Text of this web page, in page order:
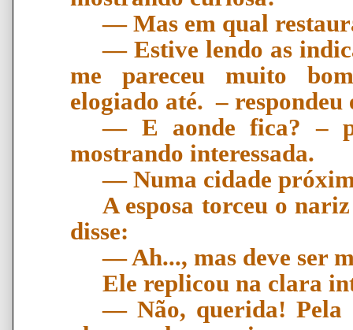
―Mas em qual
―Estive lendo as
me pareceu muito
elogiado até.–respondeu
―E aonde fica?–
mostrando interessada.
―Numa cidade pró
A esposa torceu o
disse:
―Ah..., mas deve ser
Ele replicou na clara
―Não, querida! Pela